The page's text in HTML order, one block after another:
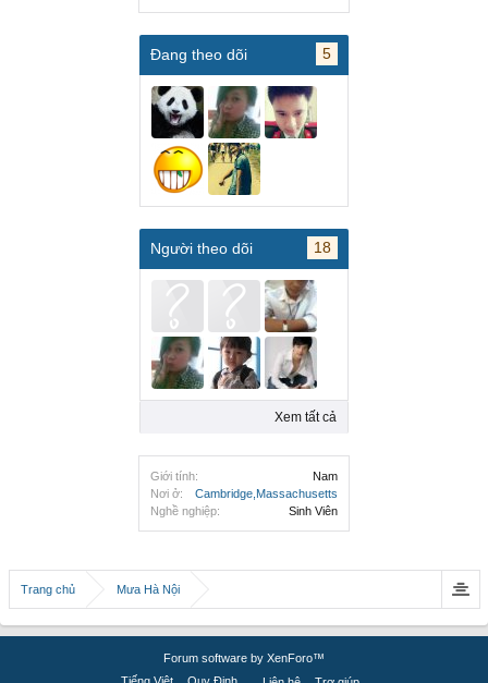
Đang theo dõi 5
Người theo dõi 18
Xem tất cả
Giới tính:
Nam
Nơi ở:
Cambridge,Massachusetts
Nghề nghiệp:
Sinh Viên
Trang chủ Mưa Hà Nội
Forum software by XenForo™